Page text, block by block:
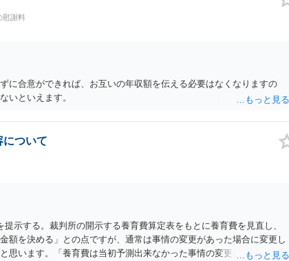
慰謝料
に合意ができれば、お互いの年収額を伝える必要はなくなりますの
いといえます。
について
提示する。裁判所の開示する養育費算定表をもとに養育費を見直し、
額を決める」との点ですが、通常は事情の変更があった場合に変更し
思います。「養育費は当初予測出来なかった事情の変更により双方協